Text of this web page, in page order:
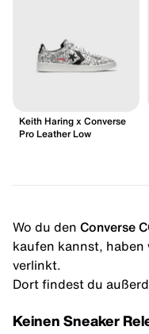
Keith Haring x Converse
Pro Leather Low
Wo du den Converse
kaufen kannst, haben
verlinkt.
Dort findest du
Keinen Sneaker